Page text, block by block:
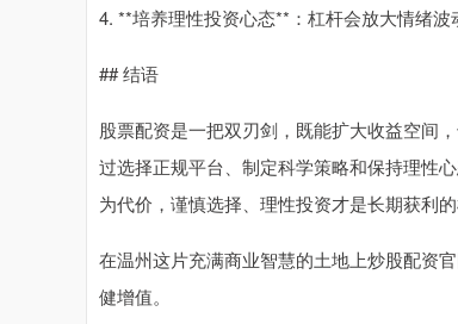
4. **培养理性投资心态**：杠杆会放大情绪波
## 结语
股票配资是一把双刃剑，既能扩大收益空间
过选择正规平台、制定科学策略和保持理性
为代价，谨慎选择、理性投资才是长期获利的
在温州这片充满商业智慧的土地上炒股配资
健增值。